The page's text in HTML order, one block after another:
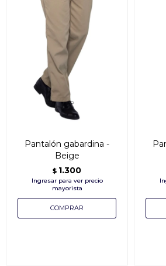
Pantalón gabardina -
Beige
$ 1.300